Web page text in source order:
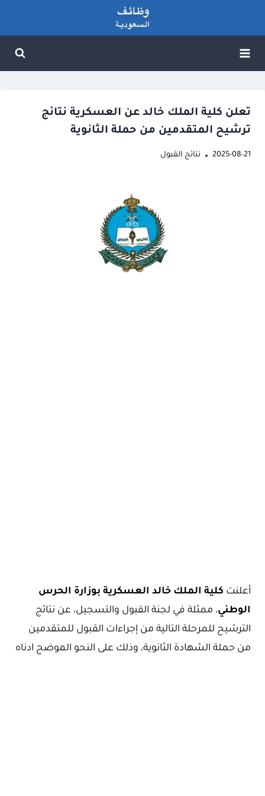
المحتوى
تعلن كلية الملك خالد عن العسكرية نتائج
ترشيح المتقدمين من حملة الثانوية
2025-08-21 نتائج القبول
أعلنت كلية الملك خالد العسكرية بوزارة الحرس
الوطني، ممثلة في لجنة القبول والتسجيل، عن نتائج
الترشيح للمرحلة التالية من إجراءات القبول للمتقدمين
من حملة الشهادة الثانوية، وذلك على النحو الموضح ادناه